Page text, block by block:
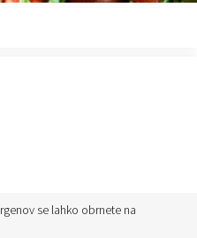
se lahko obrnete na